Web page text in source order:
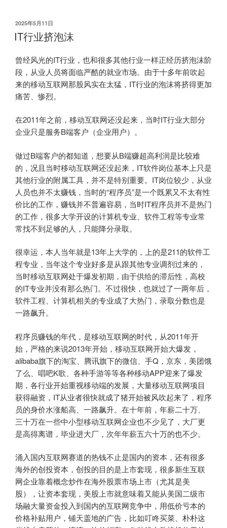
发
布
于
2025年5月11日
IT行业挤泡沫
曾经风光的IT行业，也和很多其他行业一样正经历挤泡沫阶
段，从业人员将面临严酷的就业市场。由于十多年前吹起
来的移动互联网那股风实在太猛，IT行业的泡沫将挤得更加
痛苦、惨烈。
在2011年之前，移动互联网还没起来，当时IT行业大部分
企业只是服务B端客户（企业用户）。
做过B端客户的都知道，想要从B端赚超高利润是比较难
的，况且当时移动互联网还没起来，IT软件岗位基本上只是
其他行业的附属工具，并不是特别重要。IT岗位较少，从业
人员也并不太赚钱，当时的“程序员”是一个既累又不太有性
价比的工作，赚钱并不普遍容易，当时IT程序员并不是热门
的工作，很多大学开设的计算机专业、软件工程等专业常
常找不到足够的人，只能降分录取。
很幸运，本人当年就是13年上大学的，上的是211的软件工
程专业，当年这个专业好多是从跟其他专业调剂过来的，
当时移动互联网处于爆发初期，由于供给的滞后性，高校
的IT专业并没有那么热门。不过很快，也就过了一两年后，
软件工程、计算机相关的专业成了大热门，录取分数也是
一路飙升。
程序员赚钱的年代，是移动互联网的时代，从2011年开
始，严格的来说2013年开始，移动互联网开始大爆发，
alibaba旗下的淘宝、腾讯旗下的微信、手Q，京东，美团饿
了么、唱吧K歌、各种手游等等各种移动APP迎来了爆发
期，各行业开始重视移动端的发展，大量移动互联网项目
获得融资，IT从业者很快就成了猪开始被风吹起来了，程序
员的身价水涨船高、一路飙升。在十年前，年薪二十万、
三十万在一些中小型移动互联网企业也不少见了，大厂更
是高得离谱，毕业进大厂，次年年薪五六十万的也不少。
涌入国内互联网赛道的热钱不止是国内的资本，还有很多
海外的创投资本，创投的目的是上市套现，很多新生互联
网企业靠着概念炒作在海外股票市场上市（尤其是美
股），让资本套现，美股上市就意味着又能从美国二级市
场融大量资金投入到国内的互联网竞争中，用低价亏本的
价格补贴用户，铺天盖地的广告，比如叮咚买菜、朴朴这